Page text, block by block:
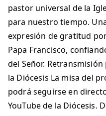
pastor universal de la
para nuestro tiempo.
expresión de gratitud
Papa Francisco,
del Señor.
la Diócesis La misa del
podrá seguirse en
YouTube de la Diócesis.